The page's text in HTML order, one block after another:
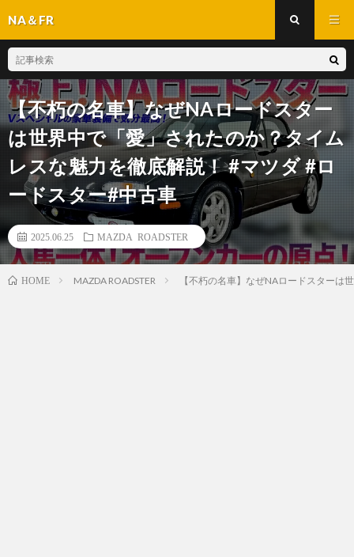
NA＆FR
【不朽の名車】なぜNAロードスター
は世界中で「愛」されたのか？タイム
レスな魅力を徹底解説！ #マツダ #ロ
ードスター#中古車
2025.06.25 MAZDA ROADSTER
HOME MAZDA ROADSTER 【不朽の名車】なぜNAロードスターは